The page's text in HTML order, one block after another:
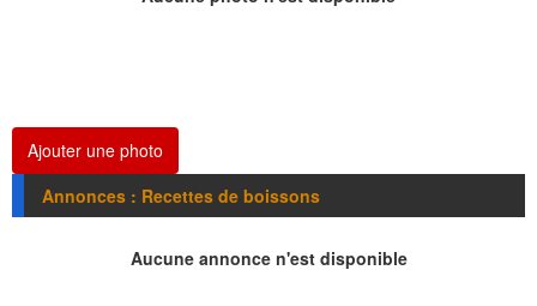
Ajouter une photo
Annonces : Recettes de boissons
Aucune annonce n'est disponible